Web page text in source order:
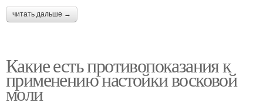
читать дальше →
Какие есть противопоказания к
применению настойки восковой
моли